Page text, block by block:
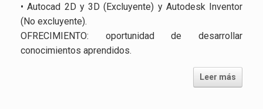
• Autocad 2D y 3D (Excluyente) y Autodesk Inventor
(No excluyente).
OFRECIMIENTO: oportunidad de desarrollar
conocimientos aprendidos.
Leer más